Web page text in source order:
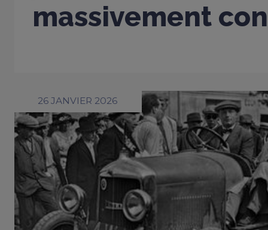
massivement
26 JANVIER 2026